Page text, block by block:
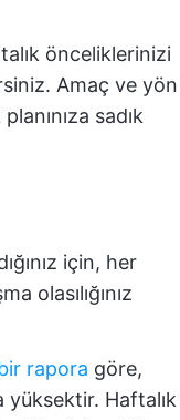
önceliklerinizi
Amaç ve yön
sadık
için, her
olasılığınız
rapora göre,
yüksektir. Haftalık